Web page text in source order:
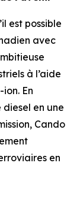
est possible
avec
à l’aide
En
en une
Cando
en